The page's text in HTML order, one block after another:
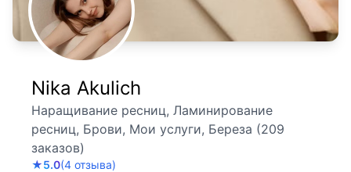
Nika Akulich
Наращивание ресниц, Ламинирование
ресниц, Брови, Мои услуги, Береза (209
заказов)
★5.0(4 отзыва)